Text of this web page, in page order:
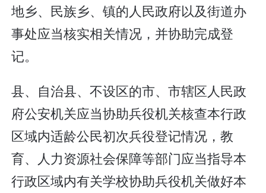
地乡、民族乡、镇的人民政府以及街道办
事处应当核实相关情况，并协助完成登
记。
县、自治县、不设区的市、市辖区人民政
府公安机关应当协助兵役机关核查本行政
区域内适龄公民初次兵役登记情况，教
育、人力资源社会保障等部门应当指导本
行政区域内有关学校协助兵役机关做好本